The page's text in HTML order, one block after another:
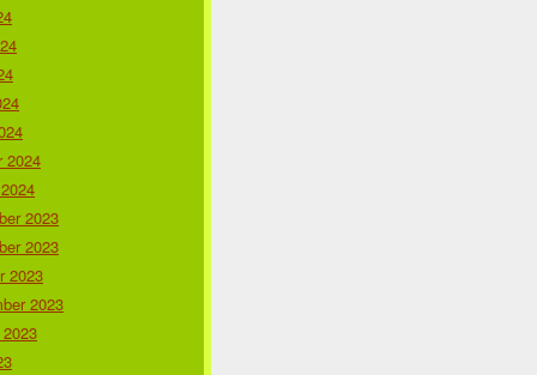
2024
2023
2023
2023
2023